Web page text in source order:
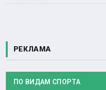
РЕКЛАМА
ПО ВИДАМ СПОРТА